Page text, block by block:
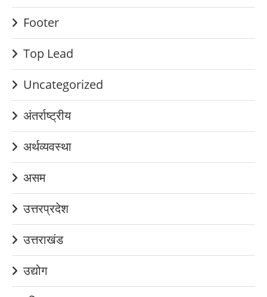
Footer
Top Lead
Uncategorized
अंतर्राष्ट्रीय
अर्थव्यवस्था
असम
उत्तरप्रदेश
उत्तराखंड
उद्योग